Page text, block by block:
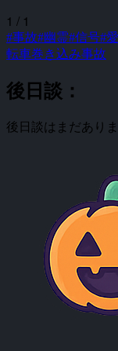
1 / 1
#事故#幽霊#信号#
転車巻き込み事故
後日談：
後日談はまだありま